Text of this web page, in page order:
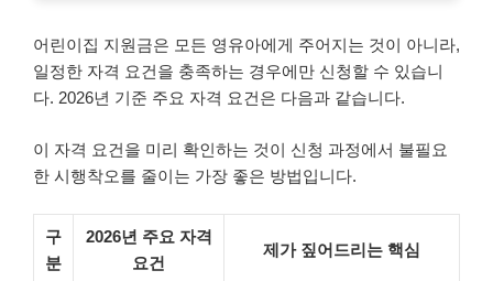
어린이집 지원금은 모든 영유아에게 주어지는 것이 아니라,
일정한 자격 요건을 충족하는 경우에만 신청할 수 있습니
다. 2026년 기준 주요 자격 요건은 다음과 같습니다.
이 자격 요건을 미리 확인하는 것이 신청 과정에서 불필요
한 시행착오를 줄이는 가장 좋은 방법입니다.
구
분
2026년 주요 자격
요건
제가 짚어드리는 핵심